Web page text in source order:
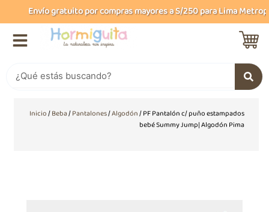
al
contenido
Envío gratuito por compras mayores a S/250 para Lima
Inicio/Beba/Pantalones/Algodón/ PF Pantalón c/ puño estampados
bebé Summy Jump| Algodón Pima